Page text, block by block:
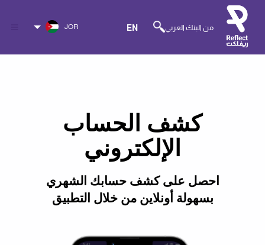
من البنك العربي EN
JOR
كشف الحساب
الإلكتروني
احصل على كشف حسابك الشهري
بسهولة أونلاين من خلال التطبيق